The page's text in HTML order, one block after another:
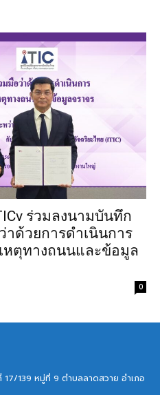
ร่วมลงนามบันทึก
ด้วยการดำเนินการ
หตุทางถนนและข้อมูล
0
139 หมู่ที่ 9 ตำบลลาดสวาย อำเภอ